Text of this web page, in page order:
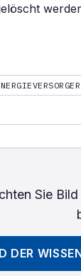
Sie
DER